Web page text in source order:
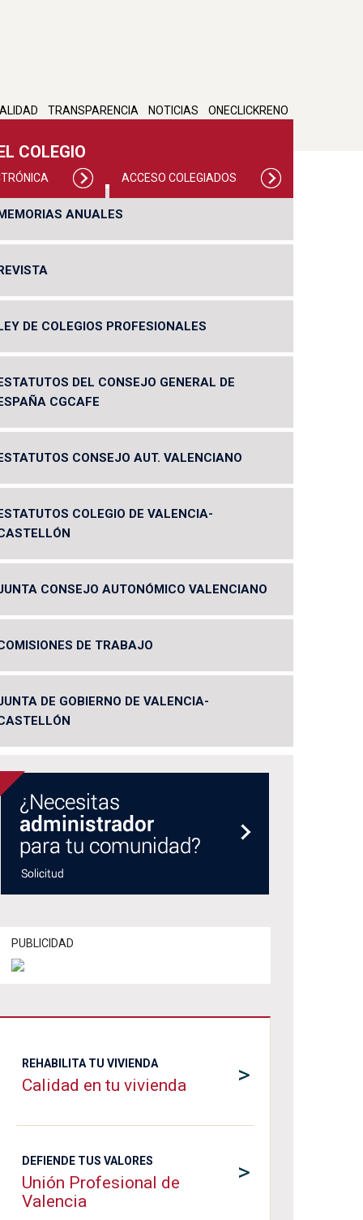
TRANSPARENCIA NOTICIAS ONECLICKRENO
ACCESO COLEGIADOS
COLEGIO
ANUALES
DE COLEGIOS PROFESIONALES
DEL CONSEJO GENERAL DE
CGCAFE
CONSEJO AUT. VALENCIANO
COLEGIO DE VALENCIA-
CONSEJO AUTONÓMICO VALENCIANO
DE TRABAJO
DE GOBIERNO DE VALENCIA-
PUBLICIDAD
>
REHABILITA TU VIVIENDA
Calidad en tu vivienda
>
DEFIENDE TUS VALORES
Unión Profesional de
Valencia